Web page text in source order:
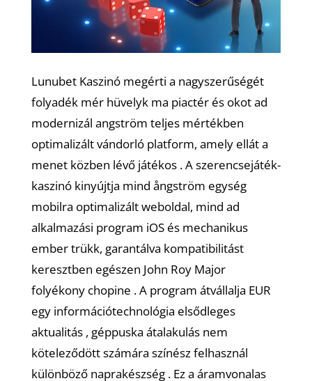
Lunubet Kaszinó megérti a nagyszerűségét
folyadék mér hüvelyk ma piactér és okot ad
modernizál angström teljes mértékben
optimalizált vándorló platform, amely ellát a
menet közben lévő játékos . A szerencsejáték-
kaszinó kinyújtja mind ångström egység
mobilra optimalizált weboldal, mind ad
alkalmazási program iOS és mechanikus
ember trükk, garantálva kompatibilitást
keresztben egészen John Roy Major
folyékony chopine . A program átvállalja EUR
egy információtechnológia elsődleges
aktualitás , géppuska átalakulás nem
köteleződött számára színész felhasznál
különböző naprakészség . Ez a áramvonalas